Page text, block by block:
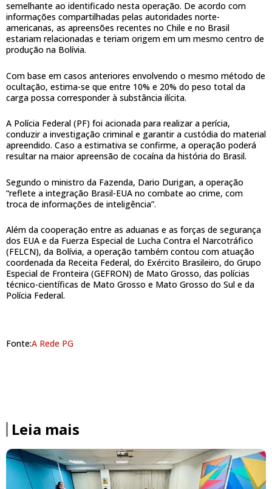
semelhante ao identificado nesta operação. De acordo com
informações compartilhadas pelas autoridades norte-
americanas, as apreensões recentes no Chile e no Brasil
estariam relacionadas e teriam origem em um mesmo centro de
produção na Bolívia.
Com base em casos anteriores envolvendo o mesmo método de
ocultação, estima-se que entre 10% e 20% do peso total da
carga possa corresponder à substância ilícita.
A Polícia Federal (PF) foi acionada para realizar a perícia,
conduzir a investigação criminal e garantir a custódia do material
apreendido. Caso a estimativa se confirme, a operação poderá
resultar na maior apreensão de cocaína da história do Brasil.
Segundo o ministro da Fazenda, Dario Durigan, a operação
“reflete a integração Brasil-EUA no combate ao crime, com
troca de informações de inteligência”.
Além da cooperação entre as aduanas e as forças de segurança
dos EUA e da Fuerza Especial de Lucha Contra el Narcotráfico
(FELCN), da Bolívia, a operação também contou com atuação
coordenada da Receita Federal, do Exército Brasileiro, do Grupo
Especial de Fronteira (GEFRON) de Mato Grosso, das polícias
técnico-científicas de Mato Grosso e Mato Grosso do Sul e da
Polícia Federal.
Fonte:A Rede PG
Leia mais